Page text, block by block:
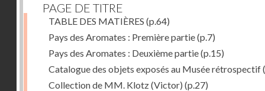
PAGE DE TITRE
TABLE DES MATIÈRES (p.64)
Pays des Aromates : Première partie(p.7)
Pays des Aromates : Deuxième partie(p.15)
Catalogue des objets exposés au Musée rétrospectif
Collection de MM. Klotz (Victor) (p.27)